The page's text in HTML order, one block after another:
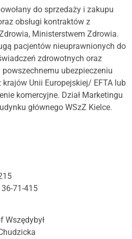
do sprzedaży i zakupu
obsługi kontraktów z
Ministerstwem Zdrowia.
pacjentów nieuprawnionych do
zdrowotnych oraz
ubezpieczeniu
Unii Europejskiej/ EFTA lub
komercyjne. Dział Marketingu
głównego WSzZ Kielce.
71-415
Wszędybył